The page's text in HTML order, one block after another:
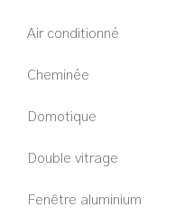
Air conditionné
Cheminée
Domotique
Double vitrage
Fenêtre aluminium